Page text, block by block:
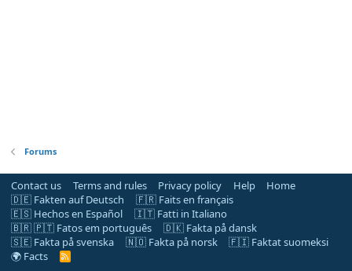
Forums
Contact us Terms and rules Privacy policy Help
Home
🇩🇪 Fakten auf Deutsch
🇫🇷 Faits en français
🇪🇸 Hechos en Español
🇮🇹 Fatti in Italiano
🇧🇷 🇵🇹 Fatos em português
🇩🇰 Fakta på dansk
🇸🇪 Fakta på svenska
🇳🇴 Fakta på norsk
🇫🇮 Faktat suomeksi
🌍 Facts
R